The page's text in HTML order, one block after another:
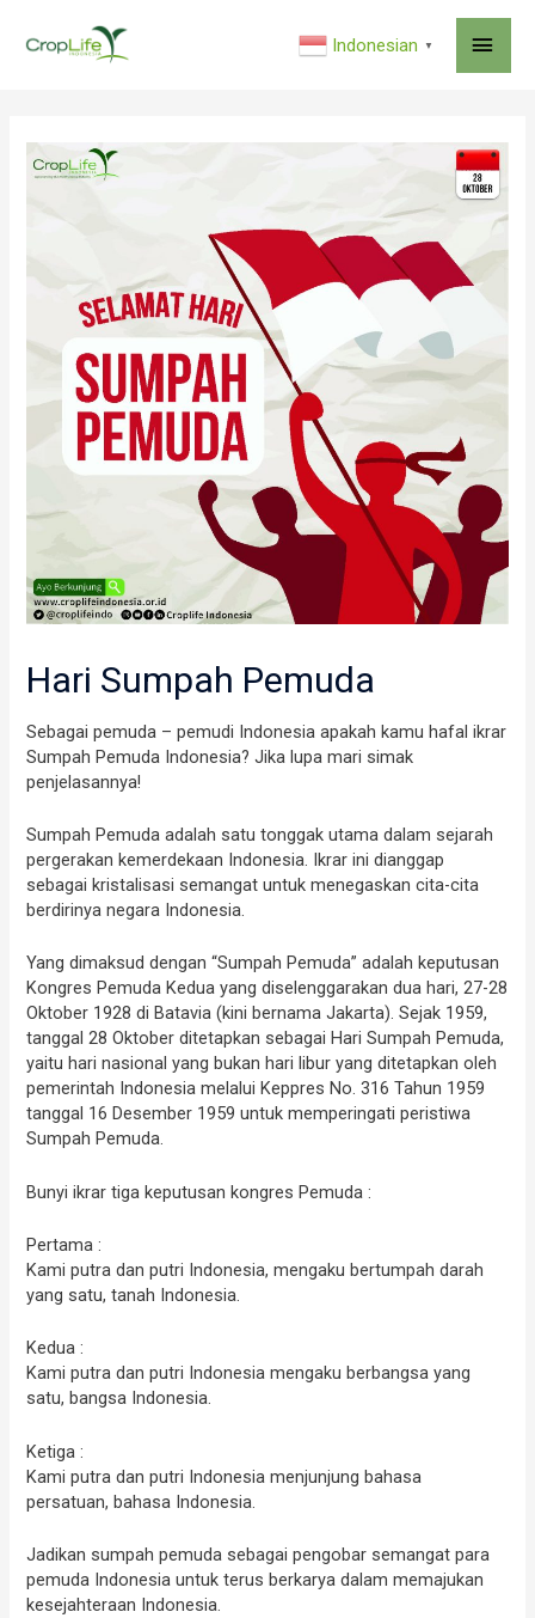
Indonesian ▼
Hari Sumpah Pemuda
Sebagai pemuda – pemudi Indonesia apakah kamu hafal ikrar
Sumpah Pemuda Indonesia? Jika lupa mari simak
penjelasannya!
Sumpah Pemuda adalah satu tonggak utama dalam sejarah
pergerakan kemerdekaan Indonesia. Ikrar ini dianggap
sebagai kristalisasi semangat untuk menegaskan cita-cita
berdirinya negara Indonesia.
Yang dimaksud dengan “Sumpah Pemuda” adalah keputusan
Kongres Pemuda Kedua yang diselenggarakan dua hari, 27-28
Oktober 1928 di Batavia (kini bernama Jakarta). Sejak 1959,
tanggal 28 Oktober ditetapkan sebagai Hari Sumpah Pemuda,
yaitu hari nasional yang bukan hari libur yang ditetapkan oleh
pemerintah Indonesia melalui Keppres No. 316 Tahun 1959
tanggal 16 Desember 1959 untuk memperingati peristiwa
Sumpah Pemuda.
Bunyi ikrar tiga keputusan kongres Pemuda :
Pertama :
Kami putra dan putri Indonesia, mengaku bertumpah darah
yang satu, tanah Indonesia.
Kedua :
Kami putra dan putri Indonesia mengaku berbangsa yang
satu, bangsa Indonesia.
Ketiga :
Kami putra dan putri Indonesia menjunjung bahasa
persatuan, bahasa Indonesia.
Jadikan sumpah pemuda sebagai pengobar semangat para
pemuda Indonesia untuk terus berkarya dalam memajukan
kesejahteraan Indonesia.